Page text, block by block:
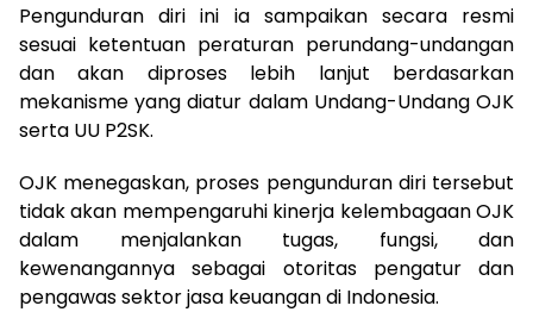
Pengunduran diri ini ia sampaikan secara resmi
sesuai ketentuan peraturan perundang-undangan
dan akan diproses lebih lanjut berdasarkan
mekanisme yang diatur dalam Undang-Undang OJK
serta UU P2SK.
OJK menegaskan, proses pengunduran diri tersebut
tidak akan mempengaruhi kinerja kelembagaan OJK
dalam menjalankan tugas, fungsi, dan
kewenangannya sebagai otoritas pengatur dan
pengawas sektor jasa keuangan di Indonesia.